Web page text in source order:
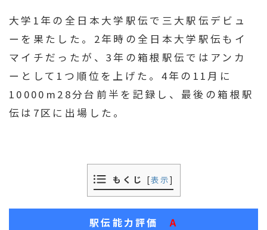
大学1年の全日本大学駅伝で三大駅伝デビュ
ーを果たした。2年時の全日本大学駅伝もイ
マイチだったが、3年の箱根駅伝ではアンカ
ーとして1つ順位を上げた。4年の11月に
10000m28分台前半を記録し、最後の箱根駅
伝は7区に出場した。
もくじ [表示]
駅伝能力評価A